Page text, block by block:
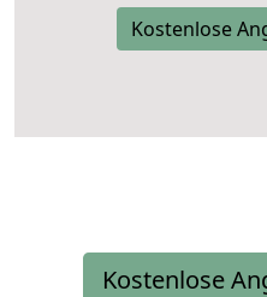
Kostenlose
Kostenlose